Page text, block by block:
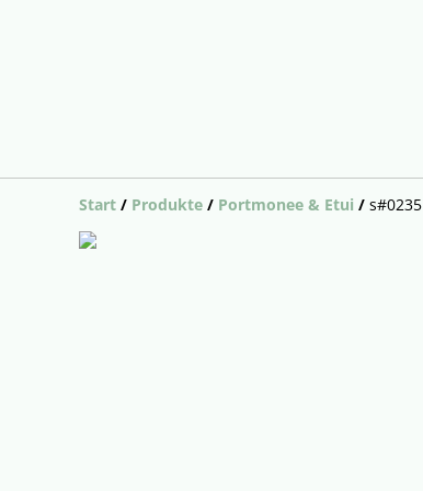
Start / Produkte / Portmonee & Etui / s#0235